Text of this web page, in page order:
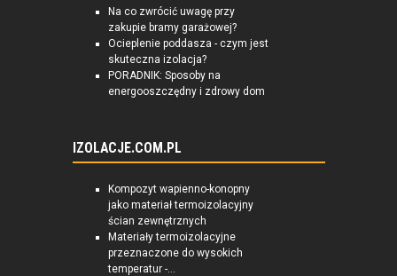
Na co zwrócić uwagę przy
zakupie bramy garażowej?
Ocieplenie poddasza - czym jest
skuteczna izolacja?
PORADNIK: Sposoby na
energooszczędny i zdrowy dom
IZOLACJE.COM.PL
Kompozyt wapienno-konopny
jako materiał termoizolacyjny
ścian zewnętrznych
Materiały termoizolacyjne
przeznaczone do wysokich
temperatur -...